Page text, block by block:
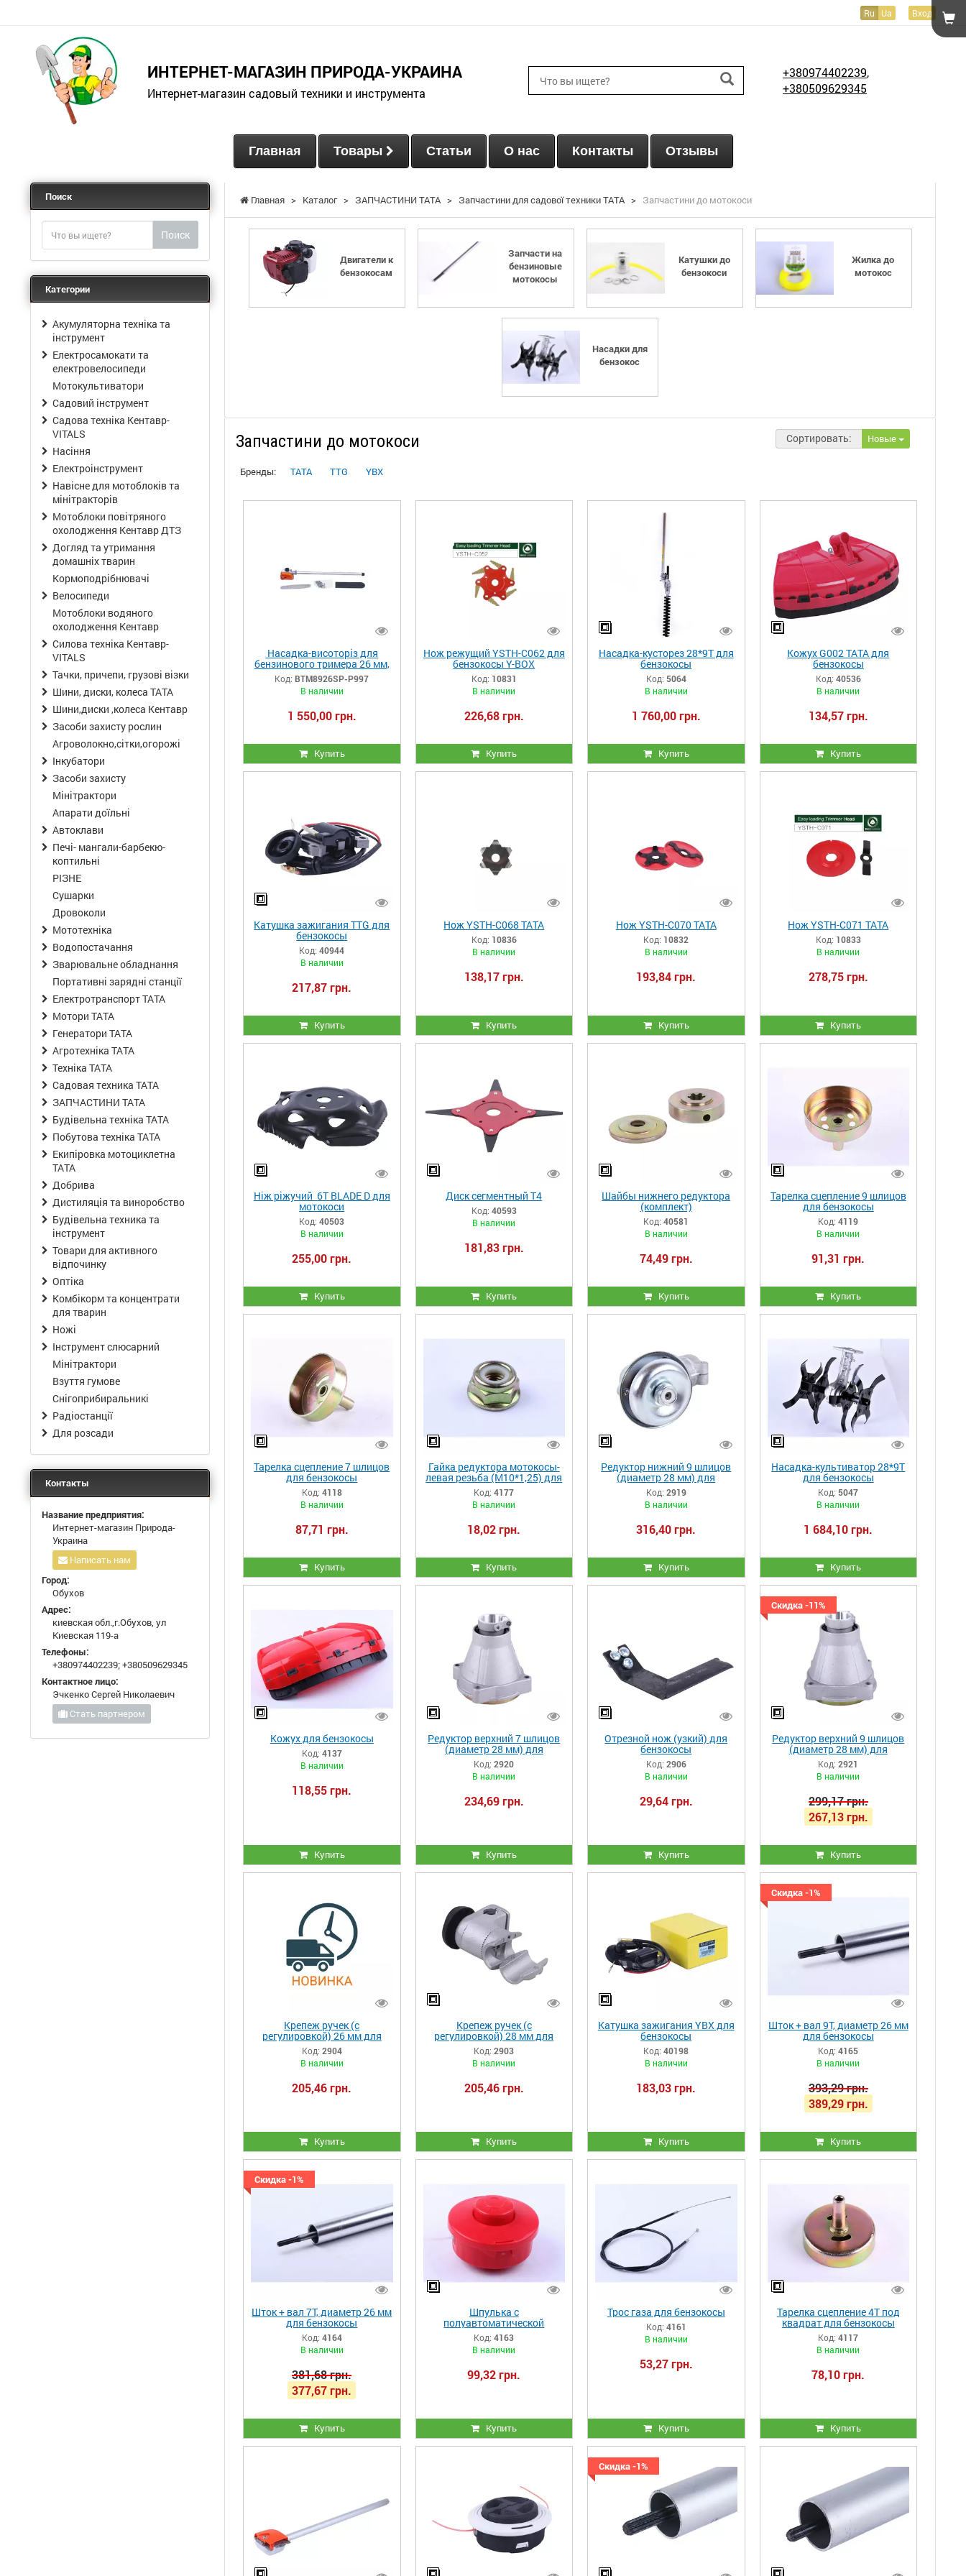
Ru Ua Вход
ИНТЕРНЕТ-МАГАЗИН ПРИРОДА-УКРАИНА
Интернет-магазин садовый техники и инструмента
+380974402239,
+380509629345
Главная Товары Статьи О нас Контакты Отзывы
Главная > Каталог > ЗАПЧАСТИНИ ТАТА > Запчастини для садової техники ТАТА > Запчастини до мотокоси
Двигатели к
бензокосам
Запчасти на
бензиновые
мотокосы
Катушки до
бензокоси
Жилка до
мотокос
Насадки для
бензокос
Запчастини до мотокоси Сортировать: Новые
Бренды: TATA TTG YBX
Насадка-висоторіз для
бензинового тримера 26 мм,
10″ шина Sturmax
BTM8926SP-P997
Код: BTM8926SP-P997
В наличии
1 550,00 грн.
Купить
Нож режущий YSTH-C062 для
бензокосы Y-BOX
Код: 10831
В наличии
226,68 грн.
Купить
Насадка-кусторез 28*9T для
бензокосы
Код: 5064
В наличии
1 760,00 грн.
Купить
Кожух G002 ТАТА для
бензокосы
Код: 40536
В наличии
134,57 грн.
Купить
Катушка зажигания TTG для
бензокосы
Код: 40944
В наличии
217,87 грн.
Купить
Нож YSTH-C068 ТАТА
Код: 10836
В наличии
138,17 грн.
Купить
Нож YSTH-C070 ТАТА
Код: 10832
В наличии
193,84 грн.
Купить
Нож YSTH-C071 ТАТА
Код: 10833
В наличии
278,75 грн.
Купить
Ніж ріжучий 6Т BLADE D для
мотокоси
Код: 40503
В наличии
255,00 грн.
Купить
Диск сегментный Т4
Код: 40593
В наличии
181,83 грн.
Купить
Шайбы нижнего редуктора
(комплект)
Код: 40581
В наличии
74,49 грн.
Купить
Тарелка сцепление 9 шлицов
для бензокосы
Код: 4119
В наличии
91,31 грн.
Купить
Тарелка сцепление 7 шлицов
для бензокосы
Код: 4118
В наличии
87,71 грн.
Купить
Гайка редуктора мотокосы-
левая резьба (М10*1,25) для
бензокосы
Код: 4177
В наличии
18,02 грн.
Купить
Редуктор нижний 9 шлицов
(диаметр 28 мм) для
бензокосы
Код: 2919
В наличии
316,40 грн.
Купить
Насадка-культиватор 28*9T
для бензокосы
Код: 5047
В наличии
1 684,10 грн.
Купить
Кожух для бензокосы
Код: 4137
В наличии
118,55 грн.
Купить
Редуктор верхний 7 шлицов
(диаметр 28 мм) для
бензокосы
Код: 2920
В наличии
234,69 грн.
Купить
Отрезной нож (узкий) для
бензокосы
Код: 2906
В наличии
29,64 грн.
Купить
Скидка -11%
Редуктор верхний 9 шлицов
(диаметр 28 мм) для
бензокосы
Код: 2921
В наличии
299,17 грн.
267,13 грн.
Купить
Крепеж ручек (с
регулировкой) 26 мм для
бензокосы
Код: 2904
В наличии
205,46 грн.
Купить
Крепеж ручек (с
регулировкой) 28 мм для
бензокосы
Код: 2903
В наличии
205,46 грн.
Купить
Катушка зажигания YBX для
бензокосы
Код: 40198
В наличии
183,03 грн.
Купить
Скидка -1%
Шток + вал 9Т, диаметр 26 мм
для бензокосы
Код: 4165
В наличии
393,29 грн.
389,29 грн.
Купить
Скидка -1%
Шток + вал 7Т, диаметр 26 мм
для бензокосы
Код: 4164
В наличии
381,68 грн.
377,67 грн.
Купить
Шпулька с
полуавтоматической
намоткой (красная)
Код: 4163
В наличии
99,32 грн.
Купить
Трос газа для бензокосы
Код: 4161
В наличии
53,27 грн.
Купить
Тарелка сцепление 4Т под
квадрат для бензокосы
Код: 4117
В наличии
78,10 грн.
Купить
Скидка -1%
Поиск
Поиск
Категории
Акумуляторна техніка та
інструмент
Електросамокати та
електровелосипеди
Мотокультиватори
Садовий інструмент
Садова техніка Кентавр-
VITALS
Насіння
Електроінструмент
Навісне для мотоблоків та
мінітракторів
Мотоблоки повітряного
охолодження Кентавр ДТЗ
Догляд та утримання
домашніх тварин
Кормоподрібнювачі
Велосипеди
Мотоблоки водяного
охолодження Кентавр
Силова техніка Кентавр-
VITALS
Тачки, причепи, грузові візки
Шини, диски, колеса ТАТА
Шини,диски ,колеса Кентавр
Засоби захисту рослин
Агроволокно,сітки,огорожі
Інкубатори
Засоби захисту
Мінітрактори
Апарати доїльні
Автоклави
Печі- мангали-барбекю-
коптильні
РІЗНЕ
Сушарки
Дровоколи
Мототехніка
Водопостачання
Зварювальне обладнання
Портативні зарядні станції
Електротранспорт ТАТА
Мотори ТАТА
Генератори ТАТА
Агротехніка ТАТА
Техніка ТАТА
Садовая техника ТАТА
ЗАПЧАСТИНИ ТАТА
Будівельна техніка ТАТА
Побутова техніка ТАТА
Екипіровка мотоциклетна
ТАТА
Добрива
Дистиляція та виноробство
Будівельна техника та
інструмент
Товари для активного
відпочинку
Оптіка
Комбікорм та концентрати
для тварин
Ножі
Інструмент слюсарний
Мінітрактори
Взуття гумове
Снігоприбиральникі
Радіостанції
Для розсади
Контакты
Название предприятия:
Интернет-магазин Природа-
Украина
Написать нам
Город:
Обухов
Адрес:
киевская обл.,г.Обухов, ул
Киевская 119-а
Телефоны:
+380974402239;+380509629345
Контактное лицо:
Эчкенко Сергей Николаевич
Стать партнером